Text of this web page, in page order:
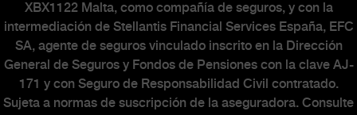
XBX1122 Malta, como compañía de seguros, y con la
intermediación de Stellantis Financial Services España, EFC
SA, agente de seguros vinculado inscrito en la Dirección
General de Seguros y Fondos de Pensiones con la clave AJ-
171 y con Seguro de Responsabilidad Civil contratado.
Sujeta a normas de suscripción de la aseguradora. Consulte